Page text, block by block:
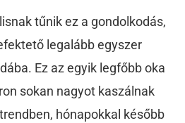
tűnik ez a gondolkodás,
legalább egyszer
Ez az egyik legfőbb oka
sokan nagyot kaszálnak
hónapokkal később